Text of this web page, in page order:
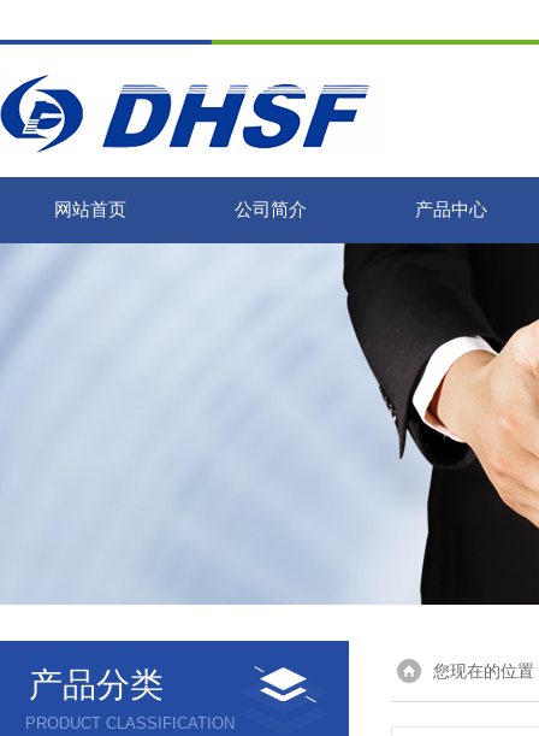
网站首页 公司简介 产品中心
产品分类
PRODUCT CLASSIFICATION
您现在的位置